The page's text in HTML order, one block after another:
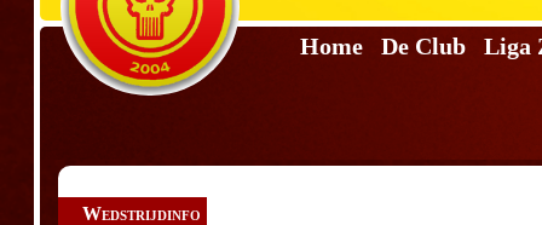
Home De Club Liga
Wedstrijdinfo